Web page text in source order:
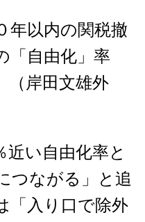
年以内の関税撤
「自由化」率
（岸田文雄外
い自由化率と
つながる」と追
「入り口で除外